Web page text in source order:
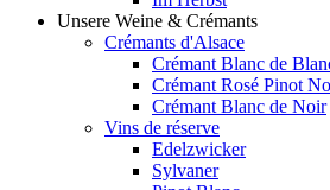
Unsere Weine & Crémants
Crémants d'Alsace
Crémant Blanc de
Crémant Rosé Pinot
Crémant Blanc de Noir
Vins de réserve
Edelzwicker
Sylvaner